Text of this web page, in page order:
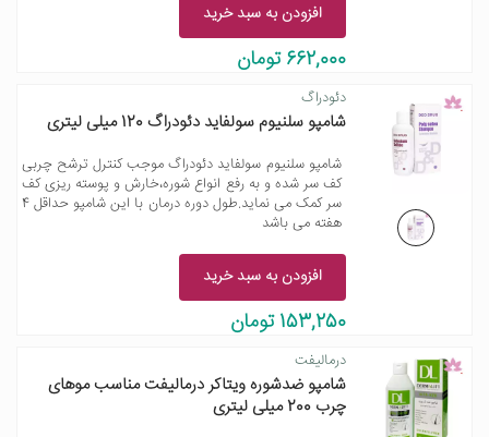
افزودن به سبد خرید
662,000 تومان
دئودراگ
شامپو سلنیوم سولفاید دئودراگ 120 میلی لیتری
شامپو سلنیوم سولفاید دئودراگ موجب کنترل ترشح چربی
کف سر شده و به رفع انواع شوره،خارش و پوسته ریزی کف
سر کمک می نماید.طول دوره درمان با این شامپو حداقل 4
هفته می باشد
افزودن به سبد خرید
153,250 تومان
درمالیفت
شامپو ضدشوره ویتاکر درمالیفت مناسب موهای
چرب 200 میلی لیتری